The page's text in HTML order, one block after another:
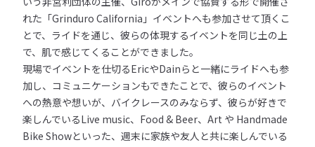
れた「Grinduro California」イベントへも参加させて頂くこ
とで、ライドを通じ、彼らの体現するイベントを同じ土の上
で、肌で感じてくることができました。
現場でイベントを仕切るEricやDainらと一緒にライドへも参
加し、コミュニケーションもできたことで、彼らのイベント
への熱意や想いが、バイクレースのみならず、彼らが好きで
楽しんでいるLive music、Food & Beer、Art や Handmade
Bike Showといった、週末に家族や友人と共に楽しんでいる